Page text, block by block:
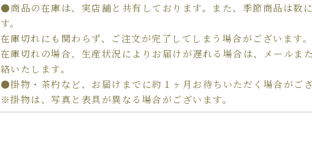
●商品の在庫は、実店舗と共有しております。また、季節商品は数
す。
在庫切れにも関わらず、ご注文が完了してしまう場合がございます。
在庫切れの場合、生産状況によりお届けが遅れる場合は、メールま
絡いたします。
●掛物・茶杓など、お届けまでに約１ヶ月お待ちいただく場合がござ
※掛物は、写真と表具が異なる場合がございます。